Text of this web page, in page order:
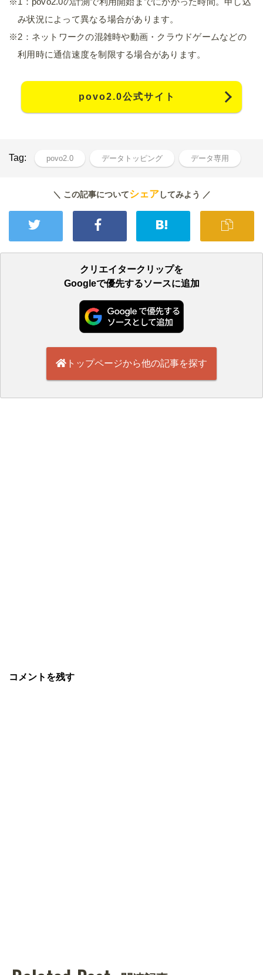
み状況によって異なる場合があります。
※2：ネットワークの混雑時や動画・クラウドゲームなどの
利用時に通信速度を制限する場合があります。
povo2.0公式サイト
Tag: povo2.0 データトッピング データ専用
＼ この記事についてシェアしてみよう ／
クリエイタークリップを
Googleで優先するソースに追加
トップページから他の記事を探す
コメントを残す